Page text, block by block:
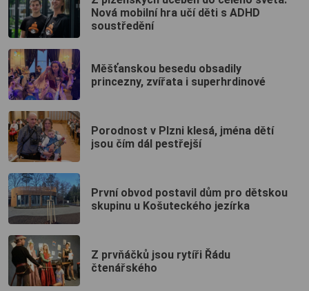
Nová mobilní hra učí děti s ADHD
soustředění
Měšťanskou besedu obsadily
princezny, zvířata i superhrdinové
Porodnost v Plzni klesá, jména dětí
jsou čím dál pestřejší
První obvod postavil dům pro dětskou
skupinu u Košuteckého jezírka
Z prvňáčků jsou rytíři Řádu
čtenářského